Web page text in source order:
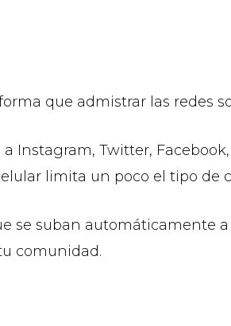
que admistrar las redes
Instagram, Twitter,
limita un poco el tipo de
se suban automáticamente
comunidad.